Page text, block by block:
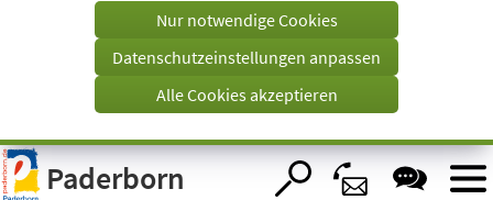
Visuelle
Assistenzsoftware
öffnen.
einem
Tab)
Nur notwendige Cookies
Datenschutzeinstellungen anpassen
Alle Cookies akzeptieren
Paderborn